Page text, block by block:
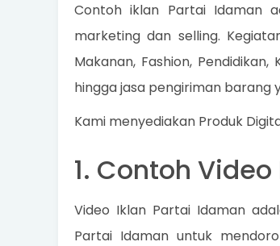
Contoh iklan Partai Idaman
marketing dan selling.
Makanan, Fashion,
hingga jasa pengiriman barang
Kami menyediakan Produk
1. Contoh
Video Iklan Partai Idaman
Partai Idaman untuk